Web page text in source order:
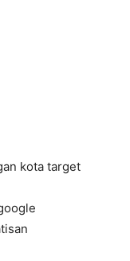
kota target